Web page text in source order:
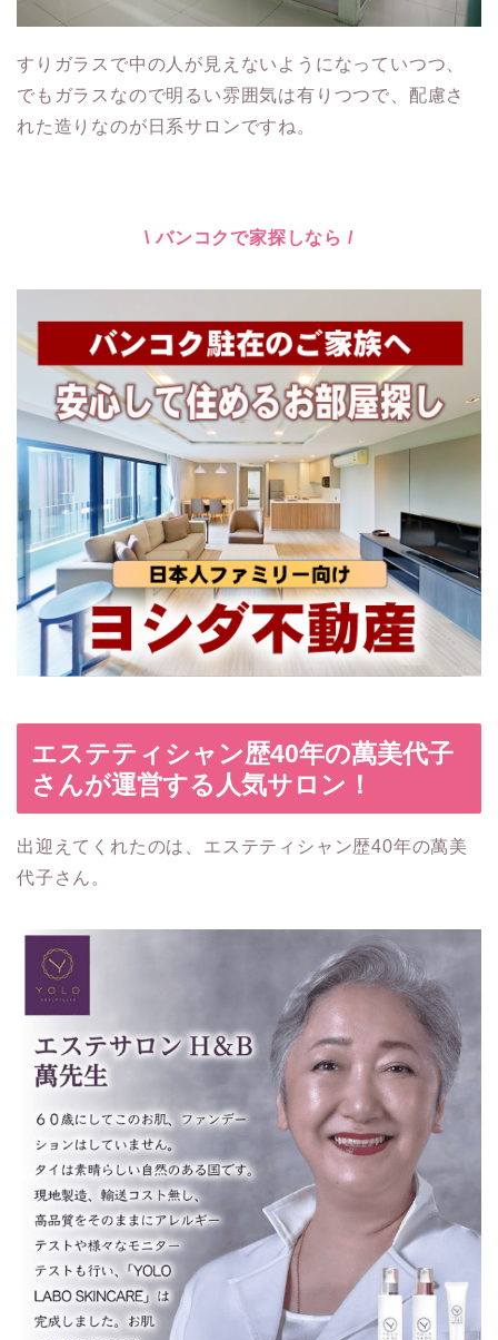
すりガラスで中の人が見えないようになっていつつ、
でもガラスなので明るい雰囲気は有りつつで、配慮さ
れた造りなのが日系サロンですね。
\ バンコクで家探しなら /
エステティシャン歴40年の萬美代子
さんが運営する人気サロン！
出迎えてくれたのは、エステティシャン歴40年の萬美
代子さん。